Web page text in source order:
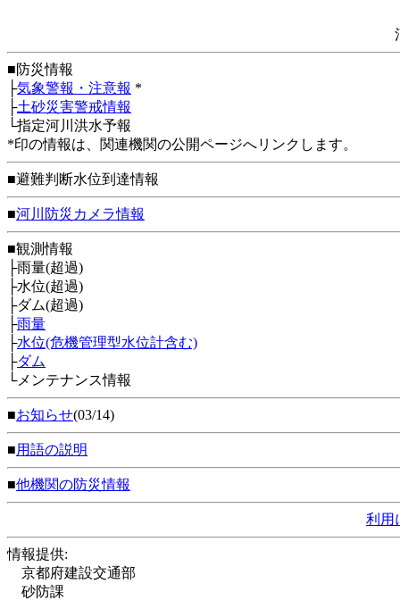
■防災情報
├気象警報・注意報 *
├土砂災害警戒情報
└指定河川洪水予報
*印の情報は、関連機関の公開ページへリンクします。
■避難判断水位到達情報
■河川防災カメラ情報
■観測情報
├雨量(超過)
├水位(超過)
├ダム(超過)
├雨量
├水位(危機管理型水位計含む)
├ダム
└メンテナンス情報
■お知らせ(03/14)
■用語の説明
■他機関の防災情報
利用
情報提供:
京都府建設交通部
砂防課